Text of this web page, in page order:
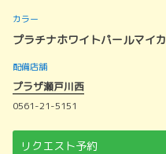
カラー
プラチナホワイトパールマイカ
配備店舗
プラザ瀬戸川西
0561-21-5151
リクエスト予約